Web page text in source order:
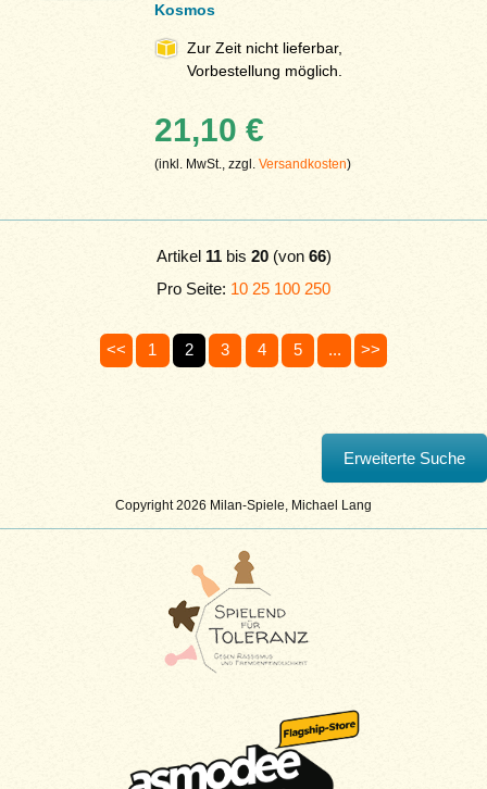
Copyright 2026 Milan-Spiele, Michael Lang
Kosmos
Zur Zeit nicht lieferbar,
Vorbestellung möglich.
21,10 €
(inkl. MwSt., zzgl.Versandkosten)
Artikel 11bis 20(von 66)
Pro Seite: 10 25 100 250
<< 1 2 3 4 5 ... >>